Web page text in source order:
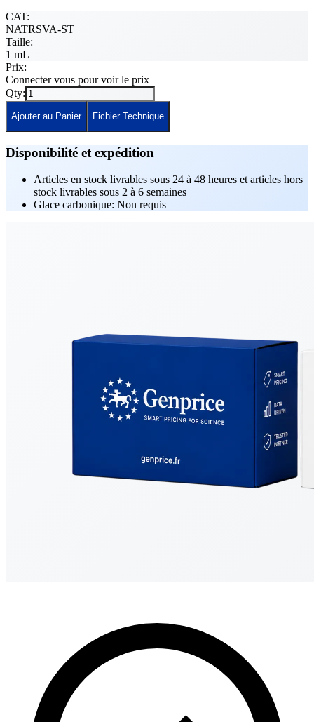
CAT:
NATRSVA-ST
Taille:
1 mL
Prix:
Connecter vous pour voir le prix
Qty:
Ajouter au Panier Fichier Technique
Disponibilité et expédition
Articles en stock livrables sous 24 à 48 heures et articles hors
stock livrables sous 2 à 6 semaines
Glace carbonique: Non requis